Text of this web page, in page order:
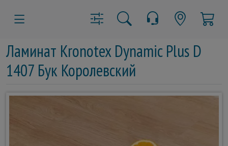
Ламинат Kronotex Dynamic Plus D
1407 Бук Королевский